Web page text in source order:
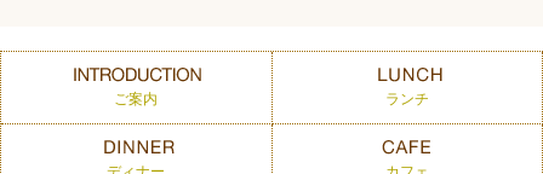
ご案内 ランチ